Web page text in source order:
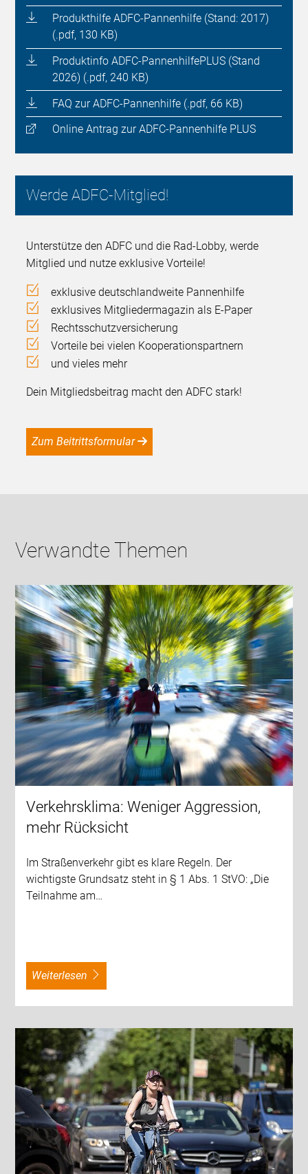
Produkthilfe ADFC-Pannenhilfe (Stand: 2017)
(.pdf, 130 KB)
Produktinfo ADFC-PannenhilfePLUS (Stand
2026) (.pdf, 240 KB)
FAQ zur ADFC-Pannenhilfe (.pdf, 66 KB)
Online Antrag zur ADFC-Pannenhilfe PLUS
Werde ADFC-Mitglied!
Unterstütze den ADFC und die Rad-Lobby, werde
Mitglied und nutze exklusive Vorteile!
exklusive deutschlandweite Pannenhilfe
exklusives Mitgliedermagazin als E-Paper
Rechtsschutzversicherung
Vorteile bei vielen Kooperationspartnern
und vieles mehr
Dein Mitgliedsbeitrag macht den ADFC stark!
Zum Beitrittsformular
Verwandte Themen
Verkehrsklima: Weniger Aggression,
mehr Rücksicht
Im Straßenverkehr gibt es klare Regeln. Der
wichtigste Grundsatz steht in § 1 Abs. 1 StVO: „Die
Teilnahme am…
weiterlesen